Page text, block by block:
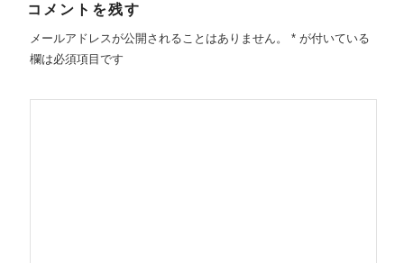
コメントを残す
メールアドレスが公開されることはありません。 *が付いている
欄は必須項目です